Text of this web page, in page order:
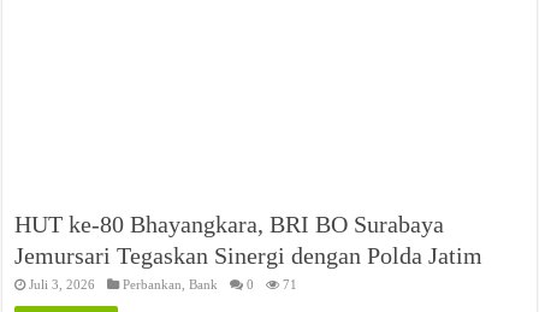
HUT ke-80 Bhayangkara, BRI BO Surabaya
Jemursari Tegaskan Sinergi dengan Polda Jatim
Juli 3, 2026 Perbankan ,Bank 0 71